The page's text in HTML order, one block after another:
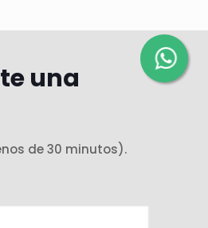
una
de 30 minutos).